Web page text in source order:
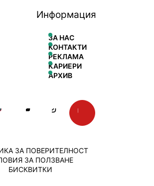
Информация
ЗА НАС
КОНТАКТИ
РЕКЛАМА
КАРИЕРИ
АРХИВ
ЗА ПОВЕРИТЕЛНОСТ
ЗА ПОЛЗВАНЕ
БИСКВИТКИ